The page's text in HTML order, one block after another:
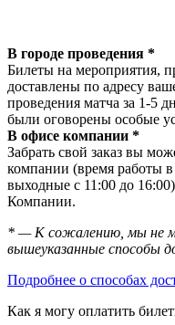
В городе проведения *
Билеты на мероприятия,
доставлены по адресу
проведения матча за 1-5
были оговорены особые
В офисе компании *
Забрать свой заказ вы
компании (время работы
выходные с 11:00 до
Компании.
* — К сожалению, мы не
вышеуказанные способы
Подробнее о способах
Как я могу оплатить